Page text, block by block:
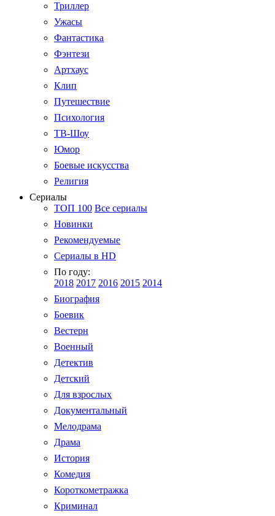
Триллер
Ужасы
Фантастика
Фэнтези
Артхаус
Клип
Путешествие
Психология
ТВ-Шоу
Юмор
Боевые искусства
Религия
Сериалы
ТОП 100 Все сериалы
Новинки
Рекомендуемые
Сериалы в HD
По году:
2018 2017 2016 2015 2014
Биография
Боевик
Вестерн
Военный
Детектив
Детский
Для взрослых
Документальный
Мелодрама
Драма
История
Комедия
Короткометражка
Криминал